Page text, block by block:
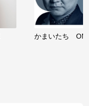
かまいたち